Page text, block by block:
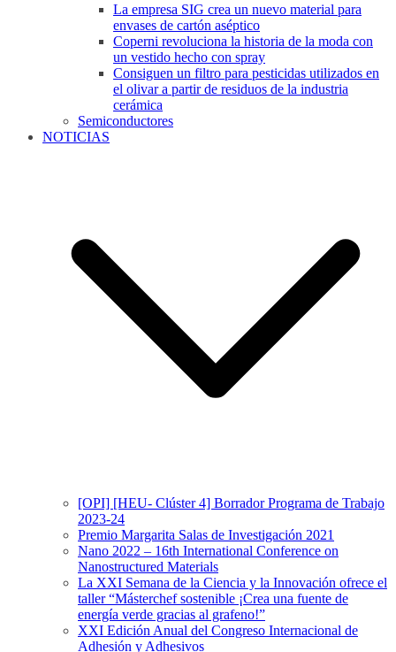
La empresa SIG crea un nuevo material para
envases de cartón aséptico
Coperni revoluciona la historia de la moda con
un vestido hecho con spray
Consiguen un filtro para pesticidas utilizados en
el olivar a partir de residuos de la industria
cerámica
Semiconductores
NOTICIAS
[OPI] [HEU- Clúster 4] Borrador Programa de Trabajo
2023-24
Premio Margarita Salas de Investigación 2021
Nano 2022 – 16th International Conference on
Nanostructured Materials
La XXI Semana de la Ciencia y la Innovación ofrece el
taller “Másterchef sostenible ¡Crea una fuente de
energía verde gracias al grafeno!”
XXI Edición Anual del Congreso Internacional de
Adhesión y Adhesivos